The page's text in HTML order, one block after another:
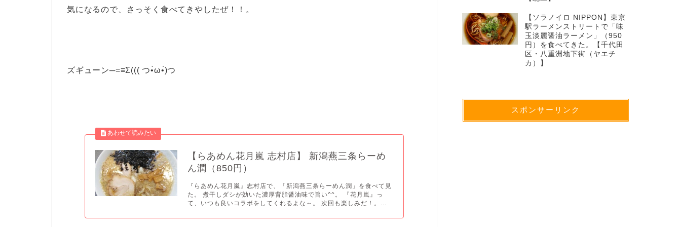
気になるので、さっそく食べてきやしたぜ！！。
ズギューン─=≡Σ((( つ•̀ω•́)つ
【らあめん花月嵐 志村店】 新潟燕三条らーめ
ん潤（850円）
『らあめん花月嵐』志村店で、「新潟燕三条らーめん潤」を食べて見
た。 煮干しダシが効いた濃厚背脂醤油味で旨い^^。 『花月嵐』っ
て、いつも良いコラボをしてくれるよな～。 次回も楽しみだ！。...
【ソラノイロ NIPPON】東京
駅ラーメンストリートで「味
玉淡麗醤油ラーメン」（950
円）を食べてきた。【千代田
区・八重洲地下街（ヤエチ
カ）】
スポンサーリンク